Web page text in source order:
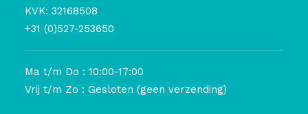
KVK: 32168508
+31 (0)527-253650
Ma t/m Do : 10:00-17:00
Vrij t/m Zo : Gesloten (geen verzending)